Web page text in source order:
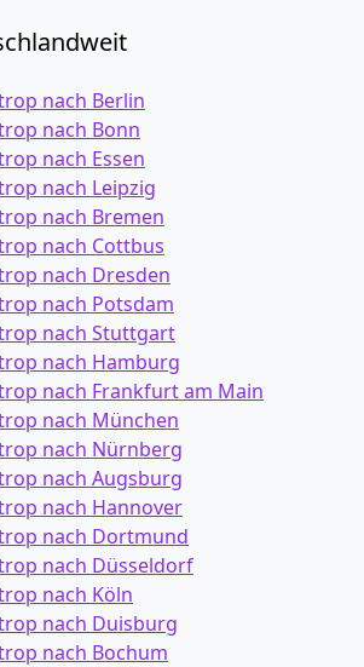
nach Berlin
nach Bonn
nach Essen
nach Leipzig
nach Bremen
nach Cottbus
nach Dresden
nach Potsdam
nach Stuttgart
nach Hamburg
nach Frankfurt am Main
nach München
nach Nürnberg
nach Augsburg
nach Hannover
nach Dortmund
nach Düsseldorf
nach Köln
nach Duisburg
nach Bochum